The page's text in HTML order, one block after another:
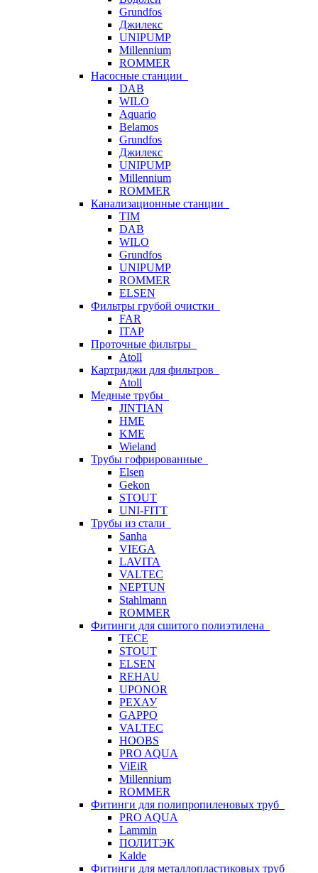
Grundfos
Джилекс
UNIPUMP
Millennium
ROMMER
Насосные станции
DAB
WILO
Aquario
Belamos
Grundfos
Джилекс
UNIPUMP
Millennium
ROMMER
Канализационные станции
TIM
DAB
WILO
Grundfos
UNIPUMP
ROMMER
ELSEN
Фильтры грубой очистки
FAR
ITAP
Проточные фильтры
Atoll
Картриджи для фильтров
Atoll
Медные трубы
JINTIAN
HME
KME
Wieland
Трубы гофрированные
Elsen
Gekon
STOUT
UNI-FITT
Трубы из стали
Sanha
VIEGA
LAVITA
VALTEC
NEPTUN
Stahlmann
ROMMER
Фитинги для сшитого полиэтилена
TECE
STOUT
ELSEN
REHAU
UPONOR
РЕХАУ
GAPPO
VALTEC
HOOBS
PRO AQUA
ViEiR
Millennium
ROMMER
Фитинги для полипропиленовых труб
PRO AQUA
Lammin
ПОЛИТЭК
Kalde
Фитинги для металлопластиковых труб